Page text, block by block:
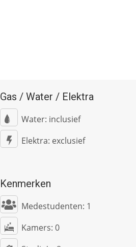
Gas / Water / Elektra
Water: inclusief
Elektra: exclusief
Kenmerken
Medestudenten: 1
Kamers: 0